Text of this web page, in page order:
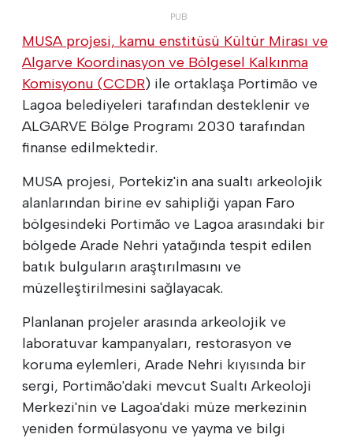
MUSA projesi, kamu enstitüsü Kültür Mirası ve
Algarve Koordinasyon ve Bölgesel Kalkınma
Komisyonu (CCDR) ile ortaklaşa Portimão ve
Lagoa belediyeleri tarafından desteklenir ve
ALGARVE Bölge Programı 2030 tarafından
finanse edilmektedir.
MUSA projesi, Portekiz'in ana sualtı arkeolojik
alanlarından birine ev sahipliği yapan Faro
bölgesindeki Portimão ve Lagoa arasındaki bir
bölgede Arade Nehri yatağında tespit edilen
batık bulguların araştırılmasını ve
müzelleştirilmesini sağlayacak.
Planlanan projeler arasında arkeolojik ve
laboratuvar kampanyaları, restorasyon ve
koruma eylemleri, Arade Nehri kıyısında bir
sergi, Portimão'daki mevcut Sualtı Arkeoloji
Merkezi'nin ve Lagoa'daki müze merkezinin
yeniden formülasyonu ve yayma ve bilgi